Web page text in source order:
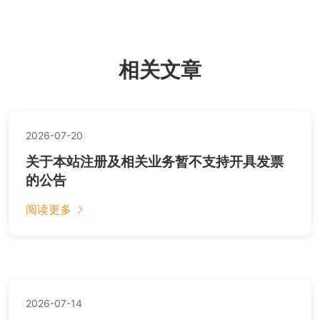
相关文章
2026-07-20
关于本站注册及相关业务暂不支持开具发票
的公告
阅读更多
2026-07-14